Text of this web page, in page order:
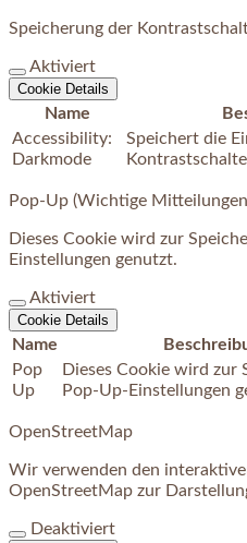
Speicherung der
Aktiviert
Cookie Details
Name
Accessibility:
Darkmode
Speichert die
Pop-Up (Wichtige
Dieses Cookie wird zur
Einstellungen genutzt.
Aktiviert
Cookie Details
Name
Pop
Up
Dieses Cookie wird zur
Pop-Up-Einstellungen
OpenStreetMap
Wir verwenden den
OpenStreetMap zur
Deaktiviert